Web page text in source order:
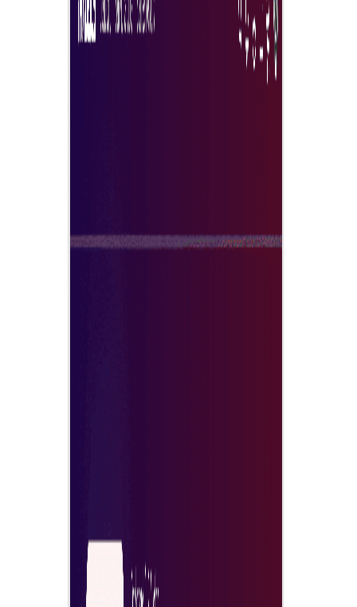
σχέσεις με τους προμηθευτές. Με την προηγμένη
τεχνολογία, οι εταιρείες μπορούν να εξορθολογίσουν
διαδικασίες αγορών, να βελτιώσουν την αποδοτικότητα
και να λάβουν τεκμηριωμένες αποφάσεις, ενισχύοντας
τελικά την κερδοφορία και την εμβέλεια της αγοράς.